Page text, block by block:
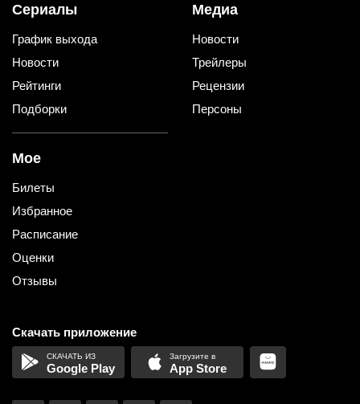
Сериалы
График выхода
Новости
Рейтинги
Подборки
Медиа
Новости
Трейлеры
Рецензии
Персоны
Мое
Билеты
Избранное
Расписание
Оценки
Отзывы
Скачать приложение
Google Play App Store